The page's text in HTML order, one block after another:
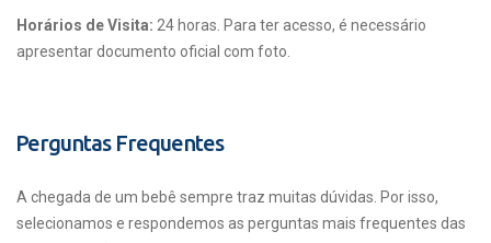
Horários de Visita: 24 horas. Para ter acesso, é necessário
apresentar documento oficial com foto.
Perguntas Frequentes
A chegada de um bebê sempre traz muitas dúvidas. Por isso,
selecionamos e respondemos as perguntas mais frequentes das